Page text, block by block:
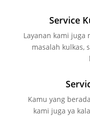
Service
Layanan kami juga
masalah kulkas,
Kamu yang
kami juga ya